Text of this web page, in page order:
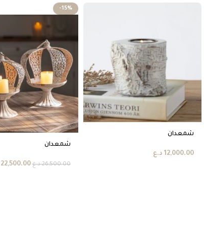
شمعدان
12,000.00 د.ع
-15%
شمعدان
26,500.00 د.ع 22,500.00